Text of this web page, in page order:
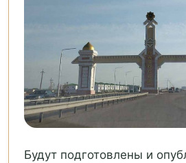
Будут подготовлены и